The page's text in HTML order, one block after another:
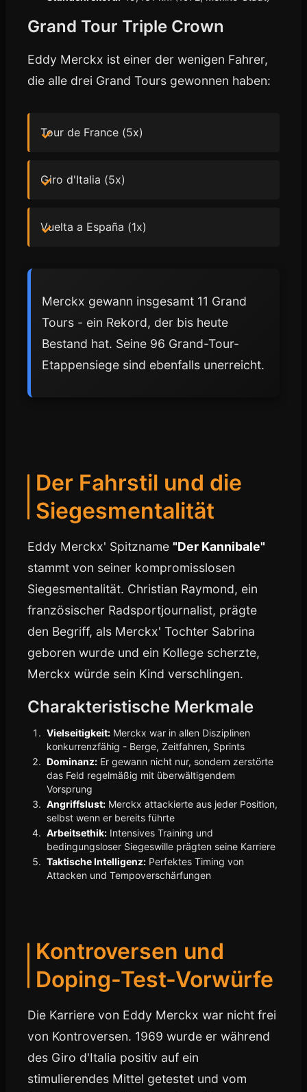
Grand Tour Triple Crown
Eddy Merckx ist einer der wenigen Fahrer,
die alle drei Grand Tours gewonnen haben:
Tour de France (5x)
Giro d'Italia (5x)
Vuelta a España (1x)
Merckx gewann insgesamt 11 Grand
Tours - ein Rekord, der bis heute
Bestand hat. Seine 96 Grand-Tour-
Etappensiege sind ebenfalls unerreicht.
Der Fahrstil und die
Siegesmentalität
Eddy Merckx' Spitzname "Der Kannibale"
stammt von seiner kompromisslosen
Siegesmentalität. Christian Raymond, ein
französischer Radsportjournalist, prägte
den Begriff, als Merckx' Tochter Sabrina
geboren wurde und ein Kollege scherzte,
Merckx würde sein Kind verschlingen.
Charakteristische Merkmale
Vielseitigkeit: Merckx war in allen Disziplinen
konkurrenzfähig - Berge, Zeitfahren, Sprints
Dominanz: Er gewann nicht nur, sondern zerstörte
das Feld regelmäßig mit überwältigendem
Vorsprung
Angriffslust: Merckx attackierte aus jeder Position,
selbst wenn er bereits führte
Arbeitsethik: Intensives Training und
bedingungsloser Siegeswille prägten seine Karriere
Taktische Intelligenz: Perfektes Timing von
Attacken und Tempoverschärfungen
Kontroversen und
Doping-Test-Vorwürfe
Die Karriere von Eddy Merckx war nicht frei
von Kontroversen. 1969 wurde er während
des Giro d'Italia positiv auf ein
stimulierendes Mittel getestet und vom